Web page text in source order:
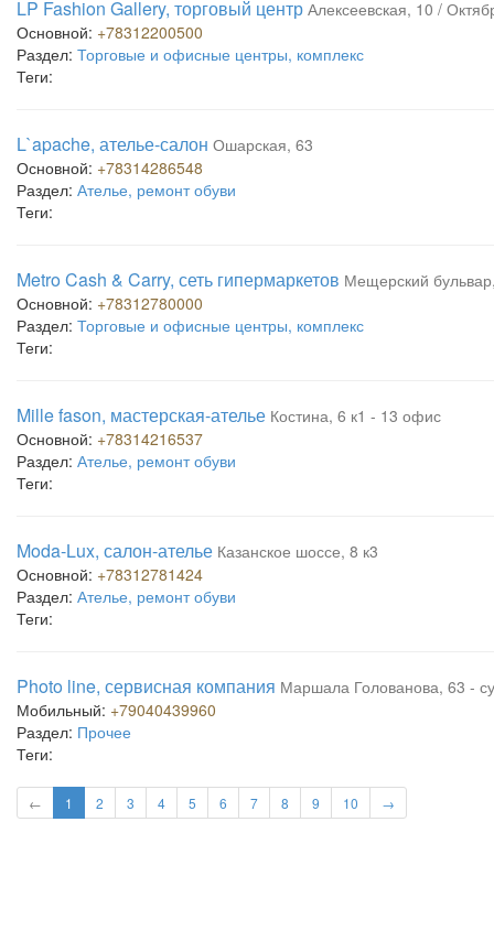
LP Fashion Gallery, торговый центр Алексеевская, 10 /
Основной: +78312200500
Раздел: Торговые и офисные центры, комплекс
Теги:
L`apache, ателье-салон Ошарская, 63
Основной: +78314286548
Раздел: Ателье, ремонт обуви
Теги:
Metro Cash & Carry, сеть гипермаркетов Мещерский
Основной: +78312780000
Раздел: Торговые и офисные центры, комплекс
Теги:
Mille fason, мастерская-ателье Костина, 6 к1 - 13 офис
Основной: +78314216537
Раздел: Ателье, ремонт обуви
Теги:
Moda-Lux, салон-ателье Казанское шоссе, 8 к3
Основной: +78312781424
Раздел: Ателье, ремонт обуви
Теги:
Photo line, сервисная компания Маршала Голованова, 63 -
Мобильный: +79040439960
Раздел: Прочее
Теги:
← 1 2 3 4 5 6 7 8 9 10 →